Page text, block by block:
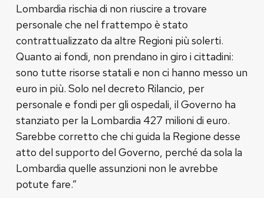
Lombardia rischia di non riuscire a trovare
personale che nel frattempo è stato
contrattualizzato da altre Regioni più solerti.
Quanto ai fondi, non prendano in giro i cittadini:
sono tutte risorse statali e non ci hanno messo un
euro in più. Solo nel decreto Rilancio, per
personale e fondi per gli ospedali, il Governo ha
stanziato per la Lombardia 427 milioni di euro.
Sarebbe corretto che chi guida la Regione desse
atto del supporto del Governo, perché da sola la
Lombardia quelle assunzioni non le avrebbe
potute fare.”